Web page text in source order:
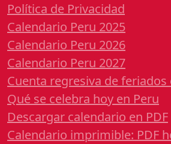
Política de Privacidad
Calendario Peru 2025
Calendario Peru 2026
Calendario Peru 2027
Cuenta regresiva de feriados
Qué se celebra hoy en Peru
Descargar calendario en PDF
Calendario imprimible: PDF